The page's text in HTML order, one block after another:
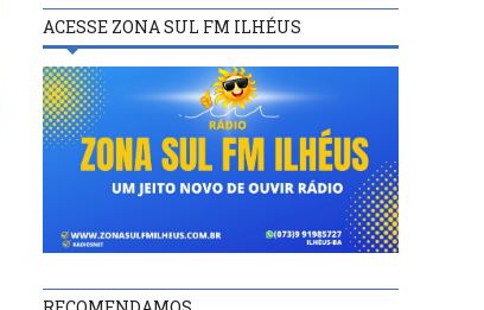
POLÍTICA
24/11/20
Julgamento no STF deve
maiores Cartórios da Bahia
POLÍTICA
02/11/22
Relator do Orçamento
reunião nesta quinta-
com membros do
governo
ACESSE ZONA SUL FM ILHÉUS